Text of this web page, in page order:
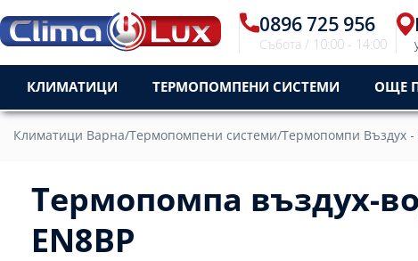
0896 725 956
Събота / 10:00 - 14:00
КЛИМАТИЦИ ТЕРМОПОМПЕНИ СИСТЕМИ ОЩЕ
Климатици Варна/Термопомпени системи/Термопомпи Въздух -
Термопомпа въздух-
EN8BP